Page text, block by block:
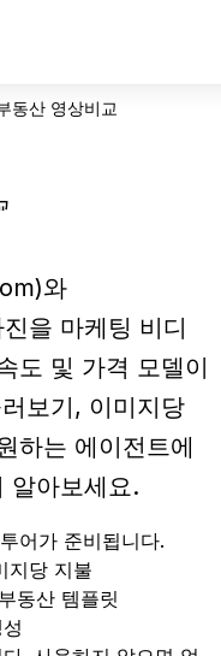
동산 영상비교
와
을 마케팅 비디
도 및 가격 모델이
보기, 이미지당
하는 에이전트에
알아보세요.
어가 준비됩니다.
지당 지불
동산 템플릿